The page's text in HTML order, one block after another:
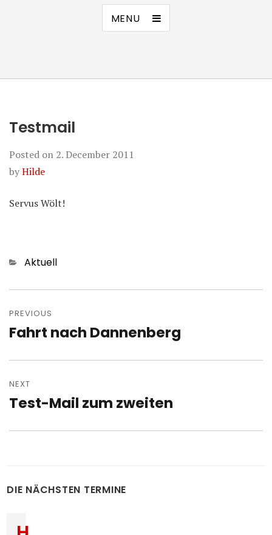
MENU
Testmail
Posted on 2. December 2011
byHilde
Servus Wölt!
Categories
Aktuell
navigation
PREVIOUS
Previous
Fahrt nach Dannenberg
NEXT
Next
Test-Mail zum zweiten
DIE NÄCHSTEN TERMINE